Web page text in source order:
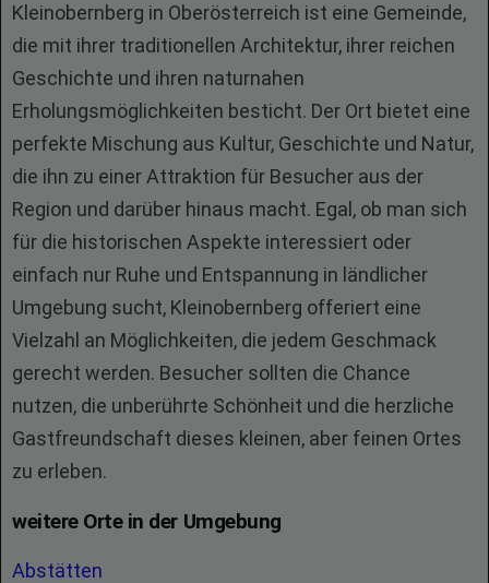
Kleinobernberg in Oberösterreich ist eine Gemeinde,
die mit ihrer traditionellen Architektur, ihrer reichen
Geschichte und ihren naturnahen
Erholungsmöglichkeiten besticht. Der Ort bietet eine
perfekte Mischung aus Kultur, Geschichte und Natur,
die ihn zu einer Attraktion für Besucher aus der
Region und darüber hinaus macht. Egal, ob man sich
für die historischen Aspekte interessiert oder
einfach nur Ruhe und Entspannung in ländlicher
Umgebung sucht, Kleinobernberg offeriert eine
Vielzahl an Möglichkeiten, die jedem Geschmack
gerecht werden. Besucher sollten die Chance
nutzen, die unberührte Schönheit und die herzliche
Gastfreundschaft dieses kleinen, aber feinen Ortes
zu erleben.
weitere Orte in der Umgebung
Abstätten